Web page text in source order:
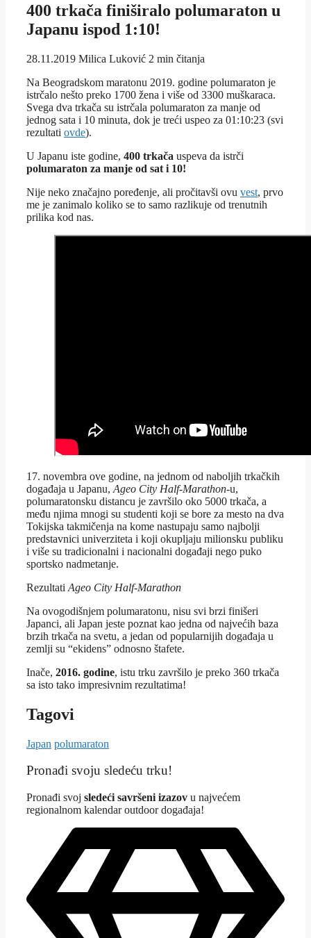
400 trkača finiširalo polumaraton u
Japanu ispod 1:10!
28.11.2019 Milica Luković 2 min čitanja
Na Beogradskom maratonu 2019. godine polumaraton je
istrčalo nešto preko 1700 žena i više od 3300 muškaraca.
Svega dva trkača su istrčala polumaraton za manje od
jednog sata i 10 minuta, dok je treći uspeo za 01:10:23 (svi
rezultati ovde).
U Japanu iste godine, 400 trkača uspeva da istrči
polumaraton za manje od sat i 10!
Nije neko značajno poređenje, ali pročitavši ovu vest, prvo
me je zanimalo koliko se to samo razlikuje od trenutnih
prilika kod nas.
17. novembra ove godine, na jednom od naboljih trkačkih
događaja u Japanu, Ageo City Half-Marathon-u,
polumaratonsku distancu je završilo oko 5000 trkača, a
među njima mnogi su studenti koji se bore za mesto na dva
Tokijska takmičenja na kome nastupaju samo najbolji
predstavnici univerziteta i koji okupljaju milionsku publiku
i više su tradicionalni i nacionalni događaji nego puko
sportsko nadmetanje.
Rezultati Ageo City Half-Marathon
Na ovogodišnjem polumaratonu, nisu svi brzi finišeri
Japanci, ali Japan jeste poznat kao jedna od najvećih baza
brzih trkača na svetu, a jedan od popularnijih događaja u
zemlji su “ekidens” odnosno štafete.
Inače, 2016. godine, istu trku završilo je preko 360 trkača
sa isto tako impresivnim rezultatima!
Tagovi
Japan polumaraton
Pronađi svoju sledeću trku!
Pronađi svoj sledeći savršeni izazov u najvećem
regionalnom kalendar outdoor događaja!